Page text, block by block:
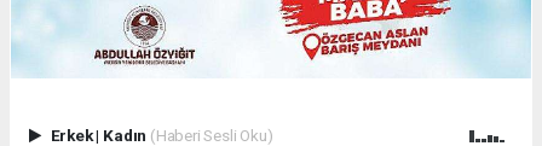
Erkek| Kadın (Haberi Sesli Oku)